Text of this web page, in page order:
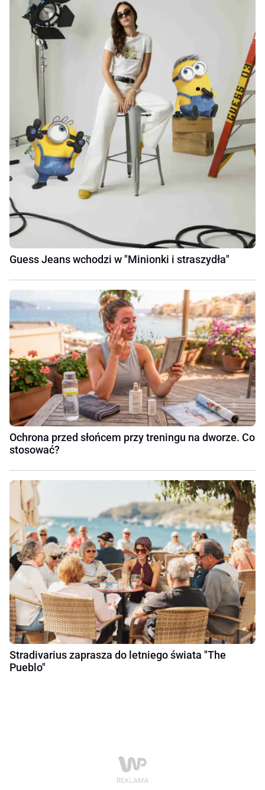
Guess Jeans wchodzi w "Minionki i straszydła"
Ochrona przed słońcem przy treningu na dworze. Co
stosować?
Stradivarius zaprasza do letniego świata "The
Pueblo"